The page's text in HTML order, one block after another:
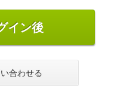
イン後
合わせる